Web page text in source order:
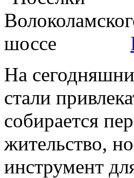
На
стали
собирается
жительство,
инструмент